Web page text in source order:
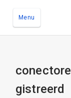
Menu
gistreerd